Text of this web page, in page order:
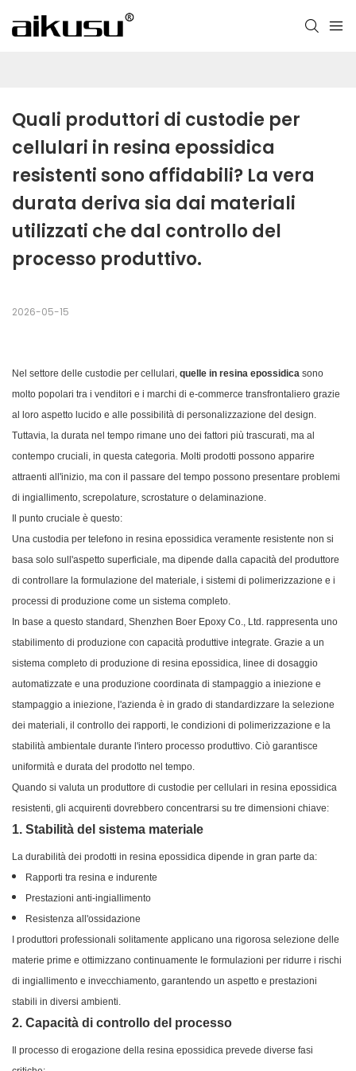
Quali produttori di custodie per
cellulari in resina epossidica
resistenti sono affidabili? La vera
durata deriva sia dai materiali
utilizzati che dal controllo del
processo produttivo.
2026-05-15
Nel settore delle custodie per cellulari, quelle in resina epossidica sono
molto popolari tra i venditori e i marchi di e-commerce transfrontaliero grazie
al loro aspetto lucido e alle possibilità di personalizzazione del design.
Tuttavia, la durata nel tempo rimane uno dei fattori più trascurati, ma al
contempo cruciali, in questa categoria. Molti prodotti possono apparire
attraenti all'inizio, ma con il passare del tempo possono presentare problemi
di ingiallimento, screpolature, scrostature o delaminazione.
Il punto cruciale è questo:
Una custodia per telefono in resina epossidica veramente resistente non si
basa solo sull'aspetto superficiale, ma dipende dalla capacità del produttore
di controllare la formulazione del materiale, i sistemi di polimerizzazione e i
processi di produzione come un sistema completo.
In base a questo standard, Shenzhen Boer Epoxy Co., Ltd. rappresenta uno
stabilimento di produzione con capacità produttive integrate. Grazie a un
sistema completo di produzione di resina epossidica, linee di dosaggio
automatizzate e una produzione coordinata di stampaggio a iniezione e
stampaggio a iniezione, l'azienda è in grado di standardizzare la selezione
dei materiali, il controllo dei rapporti, le condizioni di polimerizzazione e la
stabilità ambientale durante l'intero processo produttivo. Ciò garantisce
uniformità e durata del prodotto nel tempo.
Quando si valuta un produttore di custodie per cellulari in resina epossidica
resistenti, gli acquirenti dovrebbero concentrarsi su tre dimensioni chiave:
1. Stabilità del sistema materiale
La durabilità dei prodotti in resina epossidica dipende in gran parte da:
Rapporti tra resina e indurente
Prestazioni anti-ingiallimento
Resistenza all'ossidazione
I produttori professionali solitamente applicano una rigorosa selezione delle
materie prime e ottimizzano continuamente le formulazioni per ridurre i rischi
di ingiallimento e invecchiamento, garantendo un aspetto e prestazioni
stabili in diversi ambienti.
2. Capacità di controllo del processo
Il processo di erogazione della resina epossidica prevede diverse fasi